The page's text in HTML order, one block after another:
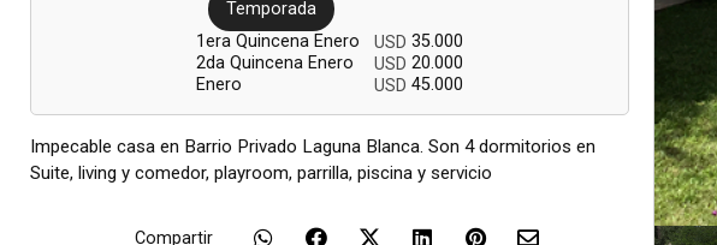
Temporada
1era Quincena Enero
USD 35.000
2da Quincena Enero
USD 20.000
Enero
USD 45.000
Impecable casa en Barrio Privado Laguna Blanca. Son 4 dormitorios en
Suite, living y comedor, playroom, parrilla, piscina y servicio
Compartir